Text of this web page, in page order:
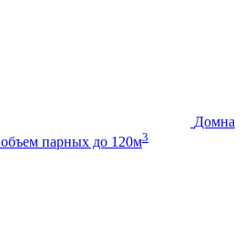
Домна
объем парных до 120м3